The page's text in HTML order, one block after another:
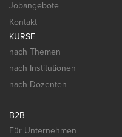
Jobangebote
Kontakt
KURSE
nach Themen
nach Institutionen
nach Dozenten
B2B
Für Unternehmen